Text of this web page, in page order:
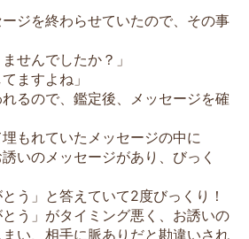
ジを終わらせていたので、その事
せんでしたか？」
ますよね」
るので、鑑定後、メッセージを確
もれていたメッセージの中に
いのメッセージがあり、びっく
う」と答えていて2度びっくり！
う」がタイミング悪く、お誘いの
い、相手に脈ありだと勘違いされ